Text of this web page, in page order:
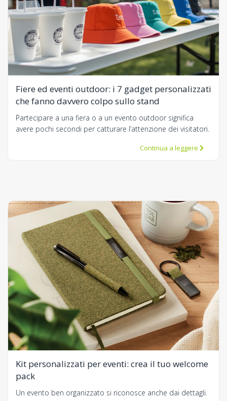
Fiere ed eventi outdoor: i 7 gadget personalizzati
che fanno davvero colpo sullo stand
Partecipare a una fiera o a un evento outdoor significa
avere pochi secondi per catturare l’attenzione dei visitatori.
Continua a leggere
Kit personalizzati per eventi: crea il tuo welcome
pack
Un evento ben organizzato si riconosce anche dai dettagli.